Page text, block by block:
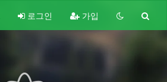
로그인 가입